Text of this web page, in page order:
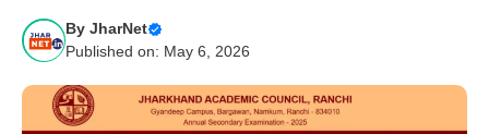
By JharNet
Published on: May 6, 2026